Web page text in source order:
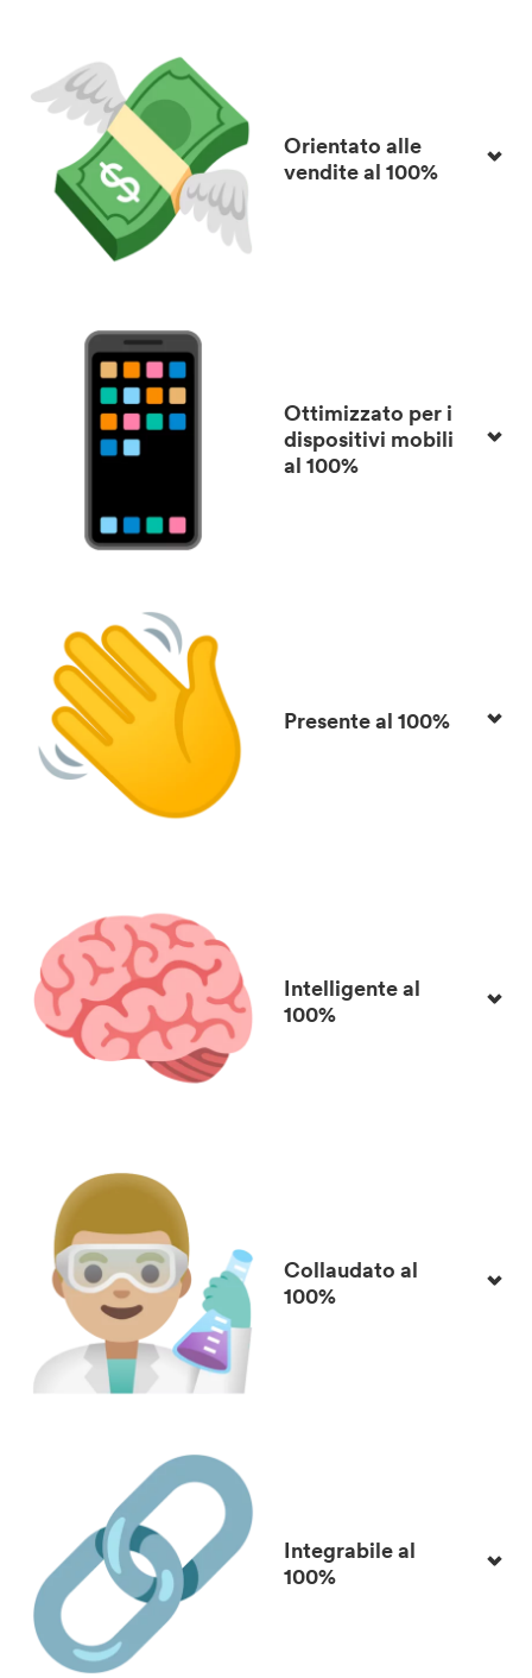
Orientato alle
vendite al 100%
Ottimizzato per i
dispositivi mobili
al 100%
Presente al 100%
Intelligente al
100%
Collaudato al
100%
Integrabile al
100%